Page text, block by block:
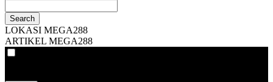
Search
LOKASI MEGA288
ARTIKEL MEGA288